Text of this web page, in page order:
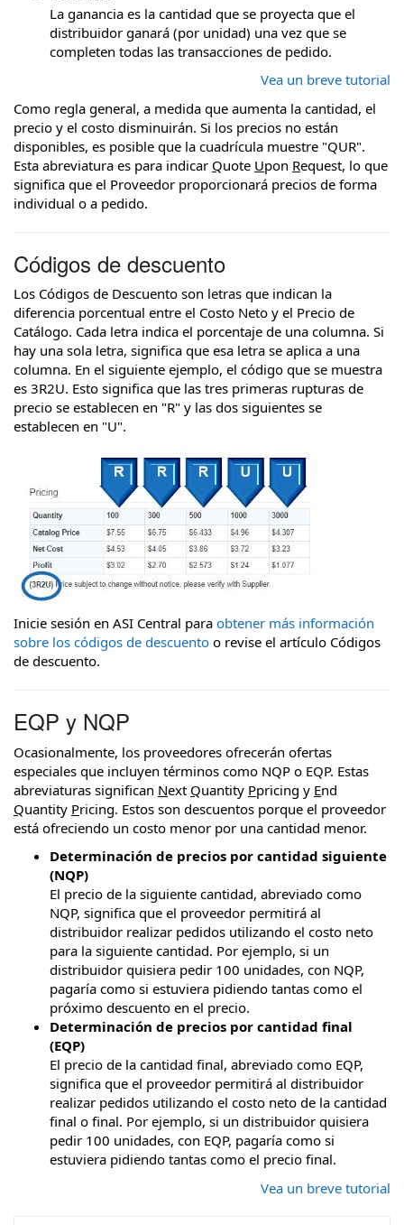
La ganancia es la cantidad que se proyecta que el
distribuidor ganará (por unidad) una vez que se
completen todas las transacciones de pedido.
Vea un breve tutorial
Como regla general, a medida que aumenta la cantidad, el
precio y el costo disminuirán. Si los precios no están
disponibles, es posible que la cuadrícula muestre "QUR".
Esta abreviatura es para indicar Quote Upon Request, lo que
significa que el Proveedor proporcionará precios de forma
individual o a pedido.
Códigos de descuento
Los Códigos de Descuento son letras que indican la
diferencia porcentual entre el Costo Neto y el Precio de
Catálogo. Cada letra indica el porcentaje de una columna. Si
hay una sola letra, significa que esa letra se aplica a una
columna. En el siguiente ejemplo, el código que se muestra
es 3R2U. Esto significa que las tres primeras rupturas de
precio se establecen en "R" y las dos siguientes se
establecen en "U".
Inicie sesión en ASI Central para obtener más información
sobre los códigos de descuento o revise el artículo Códigos
de descuento.
EQP y NQP
Ocasionalmente, los proveedores ofrecerán ofertas
especiales que incluyen términos como NQP o EQP. Estas
abreviaturas significan Next Quantity Ppricing y End
Quantity Pricing. Estos son descuentos porque el proveedor
está ofreciendo un costo menor por una cantidad menor.
Determinación de precios por cantidad siguiente
(NQP)
El precio de la siguiente cantidad, abreviado como
NQP, significa que el proveedor permitirá al
distribuidor realizar pedidos utilizando el costo neto
para la siguiente cantidad. Por ejemplo, si un
distribuidor quisiera pedir 100 unidades, con NQP,
pagaría como si estuviera pidiendo tantas como el
próximo descuento en el precio.
Determinación de precios por cantidad final
(EQP)
El precio de la cantidad final, abreviado como EQP,
significa que el proveedor permitirá al distribuidor
realizar pedidos utilizando el costo neto de la cantidad
final o final. Por ejemplo, si un distribuidor quisiera
pedir 100 unidades, con EQP, pagaría como si
estuviera pidiendo tantas como el precio final.
Vea un breve tutorial